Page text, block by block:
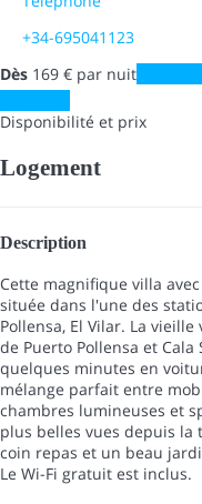
+34-695041123
Dès 169 € par nuit
Disponibilité et prix
Logement
Description
Cette magnifique villa
située dans l'une des
Pollensa, El Vilar. La
de Puerto Pollensa et
quelques minutes en
mélange parfait entre
chambres lumineuses et
plus belles vues depuis la
coin repas et un beau
Le Wi-Fi gratuit est inclus.